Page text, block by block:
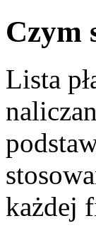
Czym
Lista
każdej